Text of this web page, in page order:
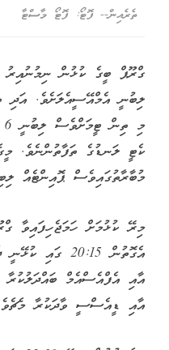
ތެރެއިން-- ފޮޓޯ: ފޮޓޯ މާސްޓާ
ގްރޫޕް ބީގެ ކުޅުން ނިމުނުއިރު
ލިބުނީ އެމްއޭސީއެލަށެވެ. އަދި
ކެޓީ ލަނޑުގެ ތަފާތުންނެވެ.
މުބާރާތުގައިވެސް ޕޮއިންޓެއް
މިރޭ ކުޅުމަށް ހަމަޖެހިފައިވާ
އެގޮތުން
އާއި އެފްއެސްއެމް
އާއި ޑީއެސްސީ ވާދަކުރާ